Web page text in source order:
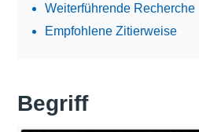
Weiterführende Recherche
Empfohlene Zitierweise
Begriff